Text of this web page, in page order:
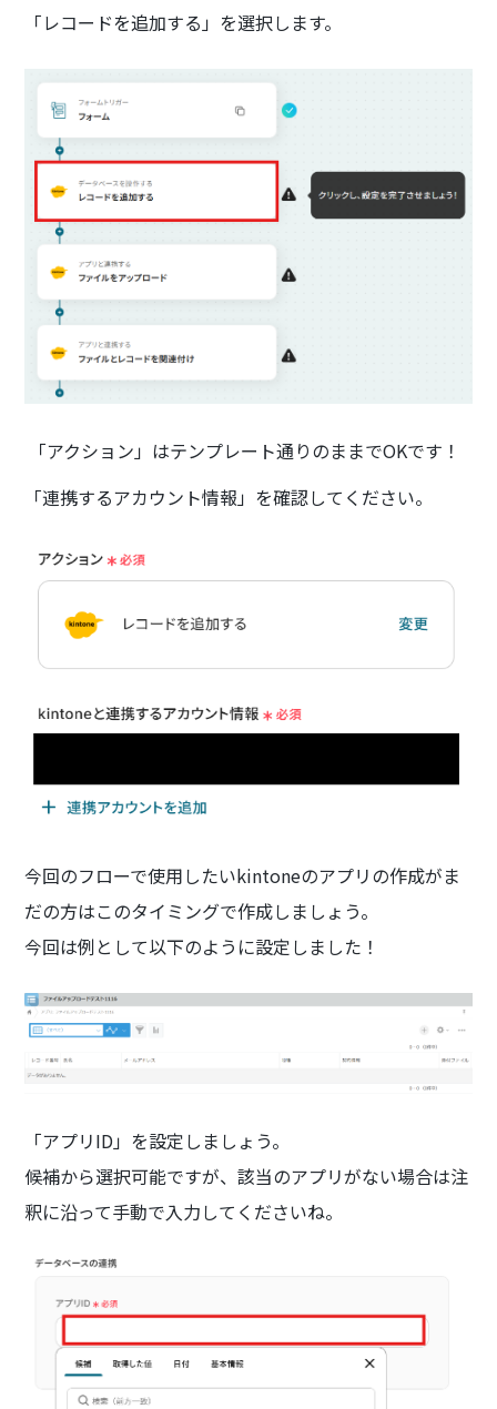
「レコードを追加する」を選択します。
「アクション」はテンプレート通りのままでOKです！
「連携するアカウント情報」を確認してください。
今回のフローで使用したいkintoneのアプリの作成がま
だの方はこのタイミングで作成しましょう。
今回は例として以下のように設定しました！
「アプリID」を設定しましょう。
候補から選択可能ですが、該当のアプリがない場合は注
釈に沿って手動で入力してくださいね。